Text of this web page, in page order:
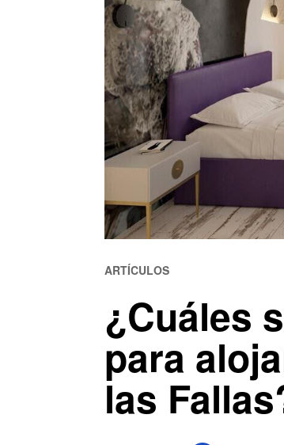
ARTÍCULOS
¿Cuáles
para
las